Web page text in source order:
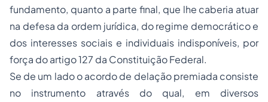
fundamento, quanto a parte final, que lhe caberia atuar
na defesa da ordem jurídica, do regime democrático e
dos interesses sociais e individuais indisponíveis, por
força do artigo 127 da Constituição Federal.
Se de um lado o acordo de delação premiada consiste
no instrumento através do qual, em diversos